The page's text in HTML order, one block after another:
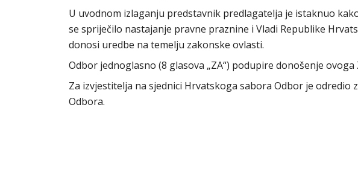
U uvodnom izlaganju predstavnik predlagatelja je istaknuo
se spriječilo nastajanje pravne praznine i Vladi Republike
donosi uredbe na temelju zakonske ovlasti.
Odbor jednoglasno (8 glasova „ZA“) podupire donošenje ovoga
Za izvjestitelja na sjednici Hrvatskoga sabora Odbor je odredio
Odbora.